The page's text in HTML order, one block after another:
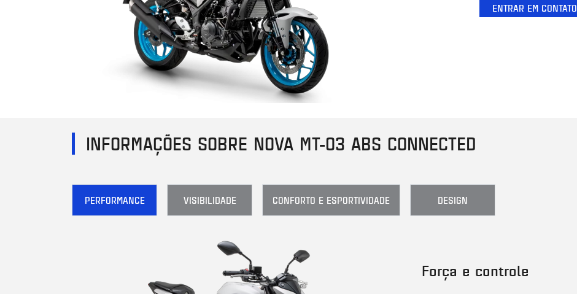
ENTRAR EM CONTATO
INFORMAÇÕES SOBRE NOVA MT-03 ABS CONNECTED
PERFORMANCE VISIBILIDADE CONFORTO E ESPORTIVIDADE DESIGN
Força e controle